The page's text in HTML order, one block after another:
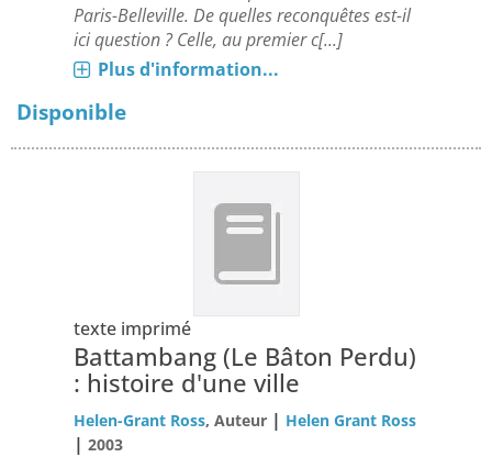
Paris-Belleville. De quelles reconquêtes est-il
ici question ? Celle, au premier c[...]
Plus d'information...
Disponible
texte imprimé
Battambang (Le Bâton Perdu)
: histoire d'une ville
Helen-Grant Ross, Auteur | Helen Grant Ross
|2003